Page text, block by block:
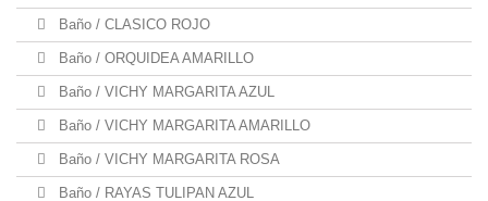
Baño / CLASICO ROJO
Baño / ORQUIDEA AMARILLO
Baño / VICHY MARGARITA AZUL
Baño / VICHY MARGARITA AMARILLO
Baño / VICHY MARGARITA ROSA
Baño / RAYAS TULIPAN AZUL